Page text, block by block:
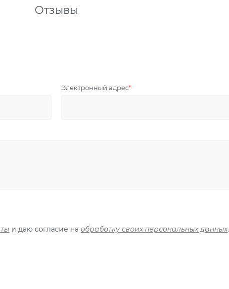
Отзывы
Электронный адрес
и даю согласие на обработку своих персональных данных.